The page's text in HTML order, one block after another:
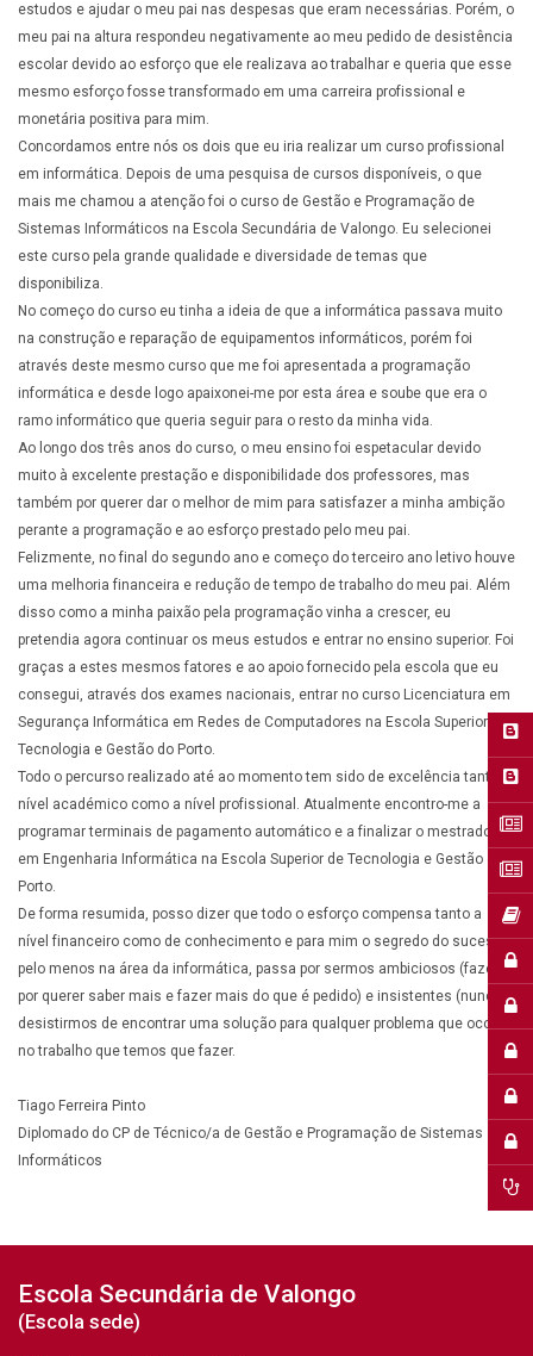
Última alteração: segunda-feira, 14 de novembro de 2022 às 18:34
estudos e ajudar o meu pai nas despesas que eram necessárias. Porém, o
meu pai na altura respondeu negativamente ao meu pedido de desistência
escolar devido ao esforço que ele realizava ao trabalhar e queria que esse
mesmo esforço fosse transformado em uma carreira profissional e
monetária positiva para mim.
Concordamos entre nós os dois que eu iria realizar um curso profissional
em informática. Depois de uma pesquisa de cursos disponíveis, o que
mais me chamou a atenção foi o curso de Gestão e Programação de
Sistemas Informáticos na Escola Secundária de Valongo. Eu selecionei
este curso pela grande qualidade e diversidade de temas que
disponibiliza.
No começo do curso eu tinha a ideia de que a informática passava muito
na construção e reparação de equipamentos informáticos, porém foi
através deste mesmo curso que me foi apresentada a programação
informática e desde logo apaixonei-me por esta área e soube que era o
ramo informático que queria seguir para o resto da minha vida.
Ao longo dos três anos do curso, o meu ensino foi espetacular devido
muito à excelente prestação e disponibilidade dos professores, mas
também por querer dar o melhor de mim para satisfazer a minha ambição
perante a programação e ao esforço prestado pelo meu pai.
Felizmente, no final do segundo ano e começo do terceiro ano letivo houve
uma melhoria financeira e redução de tempo de trabalho do meu pai. Além
disso como a minha paixão pela programação vinha a crescer, eu
pretendia agora continuar os meus estudos e entrar no ensino superior. Foi
graças a estes mesmos fatores e ao apoio fornecido pela escola que eu
consegui, através dos exames nacionais, entrar no curso Licenciatura em
Segurança Informática em Redes de Computadores na Escola Superior de
Tecnologia e Gestão do Porto.
Todo o percurso realizado até ao momento tem sido de excelência tanto a
nível académico como a nível profissional. Atualmente encontro-me a
programar terminais de pagamento automático e a finalizar o mestrado
em Engenharia Informática na Escola Superior de Tecnologia e Gestão do
Porto.
De forma resumida, posso dizer que todo o esforço compensa tanto a
nível financeiro como de conhecimento e para mim o segredo do sucesso,
pelo menos na área da informática, passa por sermos ambiciosos (fazer
por querer saber mais e fazer mais do que é pedido) e insistentes (nunca
desistirmos de encontrar uma solução para qualquer problema que ocorra)
no trabalho que temos que fazer.
Tiago Ferreira Pinto
Diplomado do CP de Técnico/a de Gestão e Programação de Sistemas
Informáticos
Anterior
OE - CP (TESTES)
Escola Secundária de Valongo
(Escola sede)